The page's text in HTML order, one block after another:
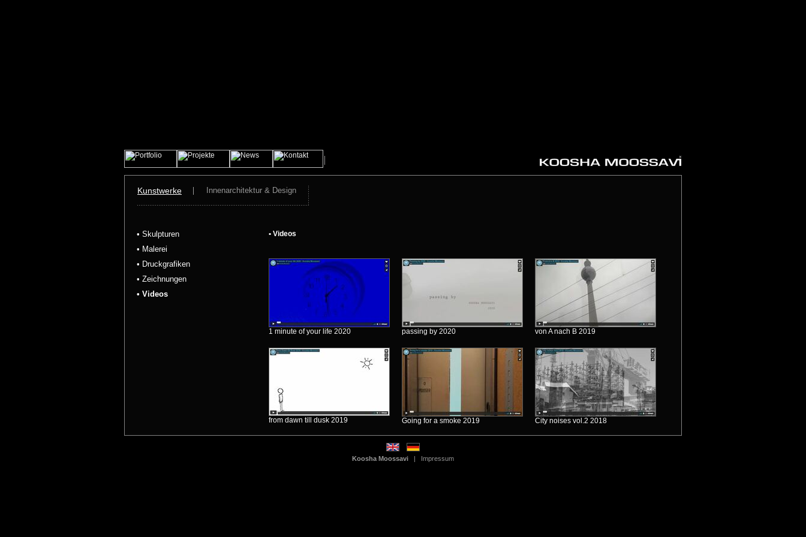
Kunstwerke Innenarchitektur & Design
• Skulpturen
• Malerei
• Druckgrafiken
• Zeichnungen
• Videos
• Videos
1 minute of your life 2020 passing by 2020 von A nach B 2019
from dawn till dusk 2019 Going for a smoke 2019 City noises vol.2 2018
Koosha Moossavi | Impressum